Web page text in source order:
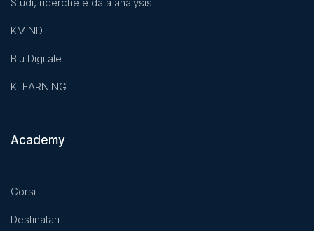
KMIND
Blu Digitale
KLEARNING
Academy
Corsi
Destinatari